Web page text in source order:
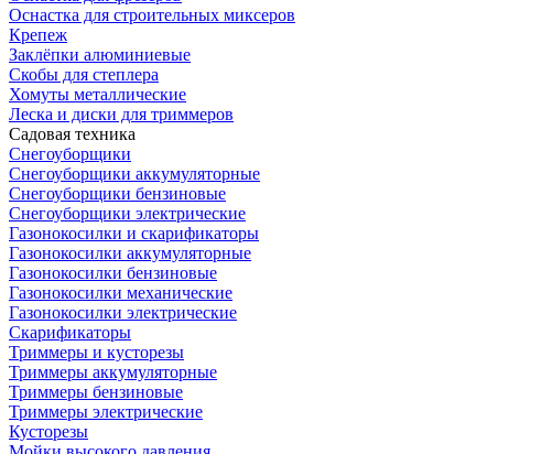
Оснастка для строительных миксеров
Крепеж
Заклёпки алюминиевые
Скобы для степлера
Хомуты металлические
Леска и диски для триммеров
Садовая техника
Снегоуборщики
Снегоуборщики аккумуляторные
Снегоуборщики бензиновые
Снегоуборщики электрические
Газонокосилки и скарификаторы
Газонокосилки аккумуляторные
Газонокосилки бензиновые
Газонокосилки механические
Газонокосилки электрические
Скарификаторы
Триммеры и кусторезы
Триммеры аккумуляторные
Триммеры бензиновые
Триммеры электрические
Кусторезы